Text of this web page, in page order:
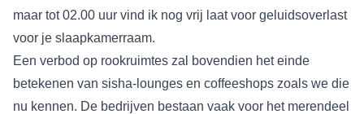
maar tot 02.00 uur vind ik nog vrij laat voor geluidsoverlast
voor je slaapkamerraam.
Een verbod op rookruimtes zal bovendien het einde
betekenen van sisha-lounges en coffeeshops zoals we die
nu kennen. De bedrijven bestaan vaak voor het merendeel